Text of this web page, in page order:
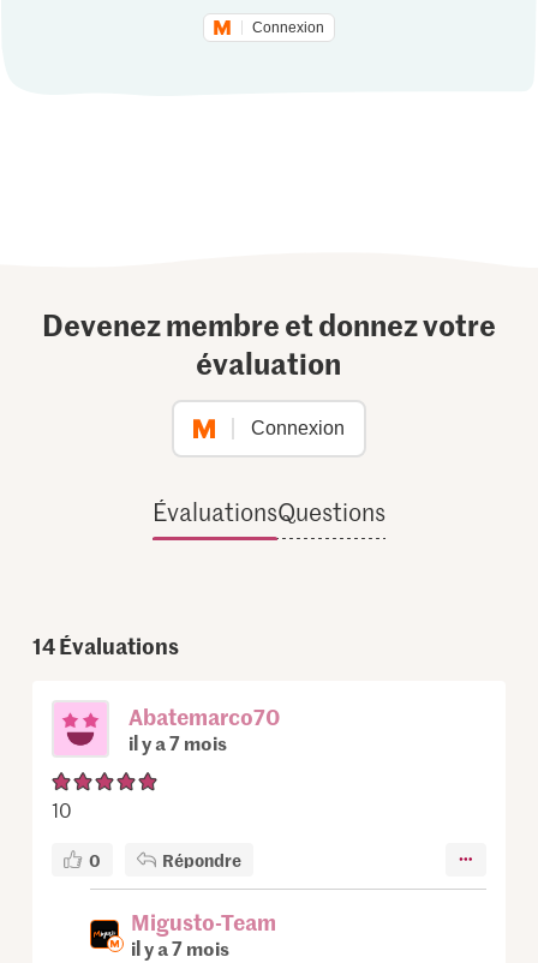
Connexion
Devenez membre et donnez votre
évaluation
Connexion
ÉvaluationsQuestions
14Évaluations
Abatemarco70
il y a 7 mois
10
0 Répondre
Migusto-Team
il y a 7 mois